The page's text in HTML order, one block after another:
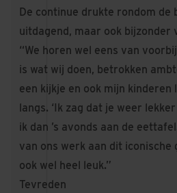
De continue drukte rondom de
uitdagend, maar ook bijzonder
“We horen wel eens van
is wat wij doen, betrokken
een kijkje en ook mijn kinderen
langs. ‘Ik zag dat je weer
ik dan ’s avonds aan de
van ons werk aan dit iconische
ook wel heel leuk.”
Tevreden